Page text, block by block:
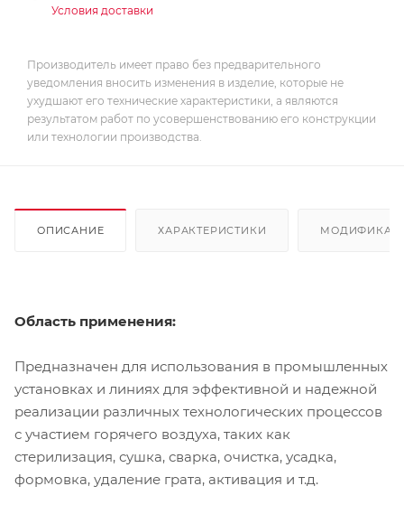
Условия доставки
Производитель имеет право без предварительного
уведомления вносить изменения в изделие, которые не
ухудшают его технические характеристики, а являются
результатом работ по усовершенствованию его конструкции
или технологии производства.
ОПИСАНИЕ ХАРАКТЕРИСТИКИ
Область применения:
Предназначен для использования в промышленных
установках и линиях для эффективной и надежной
реализации различных технологических процессов
с участием горячего воздуха, таких как
стерилизация, сушка, сварка, очистка, усадка,
формовка, удаление грата, активация и т.д.